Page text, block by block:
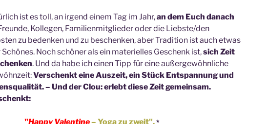
ist es toll, an irgend einem Tag im Jahr,an dem Euch danach
Kollegen, Familienmitglieder oder die Liebste/den
zu bedenken und zu beschenken, aber Tradition ist auch etwas
Schönes. Noch schöner als ein materielles Geschenk ist,sich Zeit
. Und da habe ich einen Tipp für eine außergewöhnliche
Verschenkt eine Auszeit, ein Stück Entspannung und
– Und der Clou: erlebt diese Zeit gemeinsam.
"Happy Valentine– Yoga zu zweit".*